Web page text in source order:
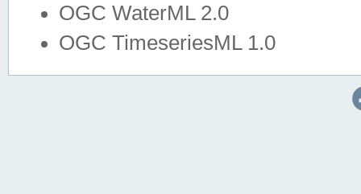
OGC WaterML 2.0
OGC TimeseriesML 1.0